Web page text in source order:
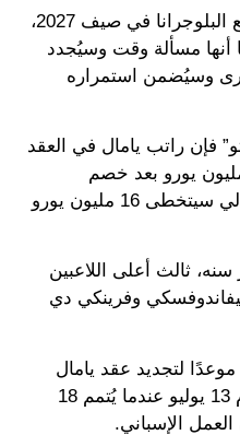
وينتهي عقد الدولي الإسباني مع البلوجرانا في صيف 2027،
أنها مسألة وقت وسيُجدد
أخرى وسيُضمن استمراره
فإن راتب يامال في العقد
مع برشلونة سيكون 8 مليون يورو بعد خصم
الضرائب، أي أن الراتب الإجمالي سيتخطى 16 مليون يورو
ثالث أعلى اللاعبين
وفرينكي دي
لتجديد عقد يامال
بشكلٍ رسمي، وتحديدًا بعد يوم 13 يوليو عندما يُتمم 18
الإسباني.